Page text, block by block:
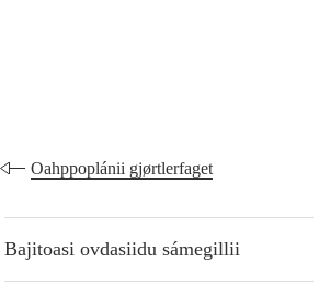
Oahppoplánii gjørtlerfaget
Bajitoasi ovdasiidu sámegillii